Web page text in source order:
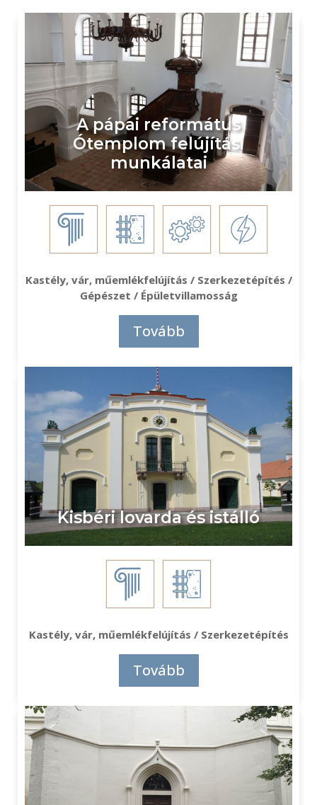
A pápai református
Ótemplom felújítási
munkálatai
Kastély, vár, műemlékfelújítás / Szerkezetépítés /
Gépészet / Épületvillamosság
Tovább
Kisbéri lovarda és istálló
Kastély, vár, műemlékfelújítás / Szerkezetépítés
Tovább